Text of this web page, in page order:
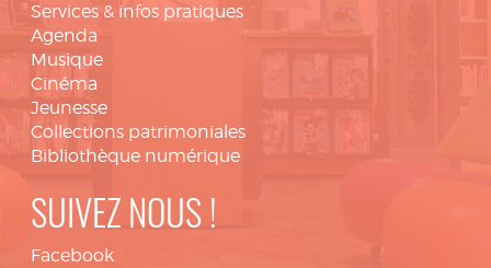
Services & infos pratiques
Agenda
Musique
Cinéma
Jeunesse
Collections patrimoniales
Bibliothèque numérique
SUIVEZ NOUS !
Facebook